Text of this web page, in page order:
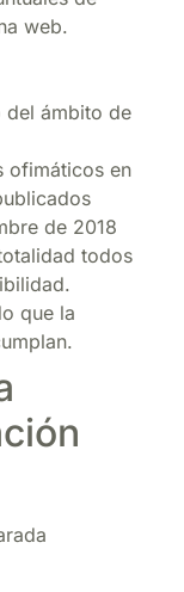
web.
del ámbito de
ofimáticos en
de 2018
todos
que la